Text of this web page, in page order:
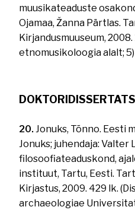
muusikateaduste
Ojamaa, Žanna Pärtlas.
Kirjandusmuuseum, 2008.
etnomusikoloogia alalt; 5)
20.Jonuks, Tõnno. Eesti
Jonuks; juhendaja: Valter
filosoofiateaduskond,
instituut, Tartu, Eesti.
Kirjastus, 2009. 429 lk.
archaeologiae